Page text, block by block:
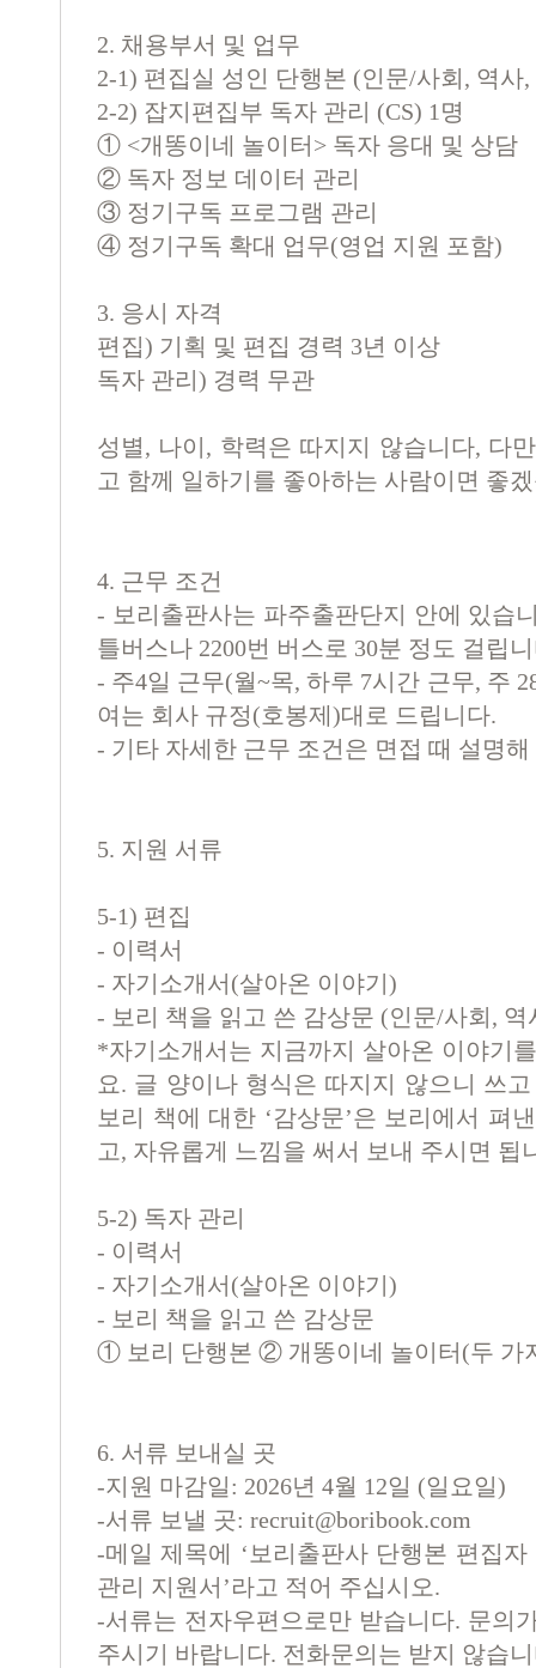
2. 채용부서 및 업무
2-1) 편집실 성인 단행본 (인문/사회, 역사
2-2) 잡지편집부 독자 관리 (CS) 1명
① <개똥이네 놀이터 > 독자 응대 및 상담
② 독자 정보 데이터 관리
③ 정기구독 프로그램 관리
④ 정기구독 확대 업무(영업 지원 포함)
3. 응시 자격
편집) 기획 및 편집 경력 3년 이상
독자 관리) 경력 무관
성별, 나이, 학력은 따지지 않습니다, 다
고 함께 일하기를 좋아하는 사람이면 좋
4. 근무 조건
- 보리출판사는 파주출판단지 안에 있습
틀버스나 2200번 버스로 30분 정도 걸립
- 주4일 근무(월~목, 하루 7시간 근무, 주
여는 회사 규정(호봉제)대로 드립니다.
- 기타 자세한 근무 조건은 면접 때 설명
5. 지원 서류
5-1) 편집
- 이력서
- 자기소개서(살아온 이야기)
- 보리 책을 읽고 쓴 감상문 (인문/사회,
*자기소개서는 지금까지 살아온 이야기
요. 글 양이나 형식은 따지지 않으니 쓰
보리 책에 대한 ‘감상문’은 보리에서 펴
고, 자유롭게 느낌을 써서 보내 주시면 됩
5-2) 독자 관리
- 이력서
- 자기소개서 (살아온 이야기 )
- 보리 책을 읽고 쓴 감상문
① 보리 단행본 ② 개똥이네 놀이터 (두 가
6. 서류 보내실 곳
-지원 마감일: 2026년 4월 12일 (일요일)
-서류 보낼 곳: recruit@boribook.com
-메일 제목에 ‘보리출판사 단행본 편집자
관리 지원서’라고 적어 주십시오.
-서류는 전자우편으로만 받습니다. 문의
주시기 바랍니다. 전화문의는 받지 않습